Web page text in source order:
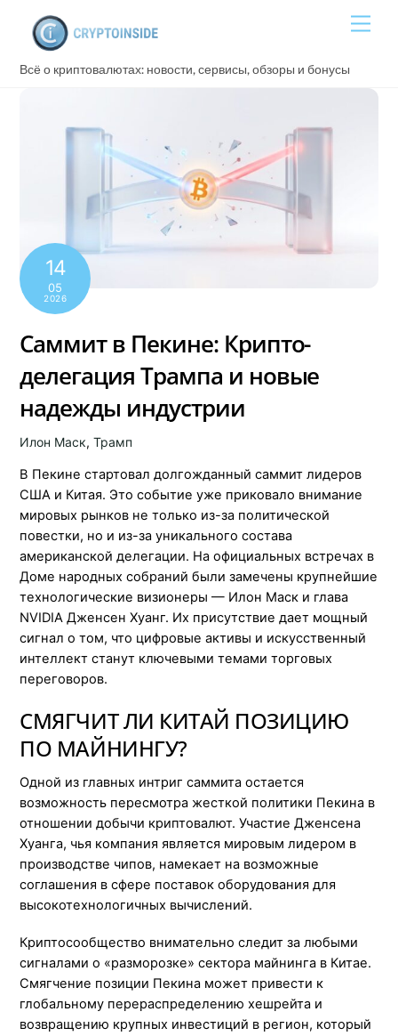
content
Всё о криптовалютах: новости, сервисы, обзоры и бонусы
14
05
2026
Саммит в Пекине: Крипто-
делегация Трампа и новые
надежды индустрии
Илон Маск,Трамп
В Пекине стартовал долгожданный саммит лидеров
США и Китая. Это событие уже приковало внимание
мировых рынков не только из-за политической
повестки, но и из-за уникального состава
американской делегации. На официальных встречах в
Доме народных собраний были замечены крупнейшие
технологические визионеры — Илон Маск и глава
NVIDIA Дженсен Хуанг. Их присутствие дает мощный
сигнал о том, что цифровые активы и искусственный
интеллект станут ключевыми темами торговых
переговоров.
СМЯГЧИТ ЛИ КИТАЙ ПОЗИЦИЮ
ПО МАЙНИНГУ?
Одной из главных интриг саммита остается
возможность пересмотра жесткой политики Пекина в
отношении добычи криптовалют. Участие Дженсена
Хуанга, чья компания является мировым лидером в
производстве чипов, намекает на возможные
соглашения в сфере поставок оборудования для
высокотехнологичных вычислений.
Криптосообщество внимательно следит за любыми
сигналами о «разморозке» сектора майнинга в Китае.
Смягчение позиции Пекина может привести к
глобальному перераспределению хешрейта и
возвращению крупных инвестиций в регион, который